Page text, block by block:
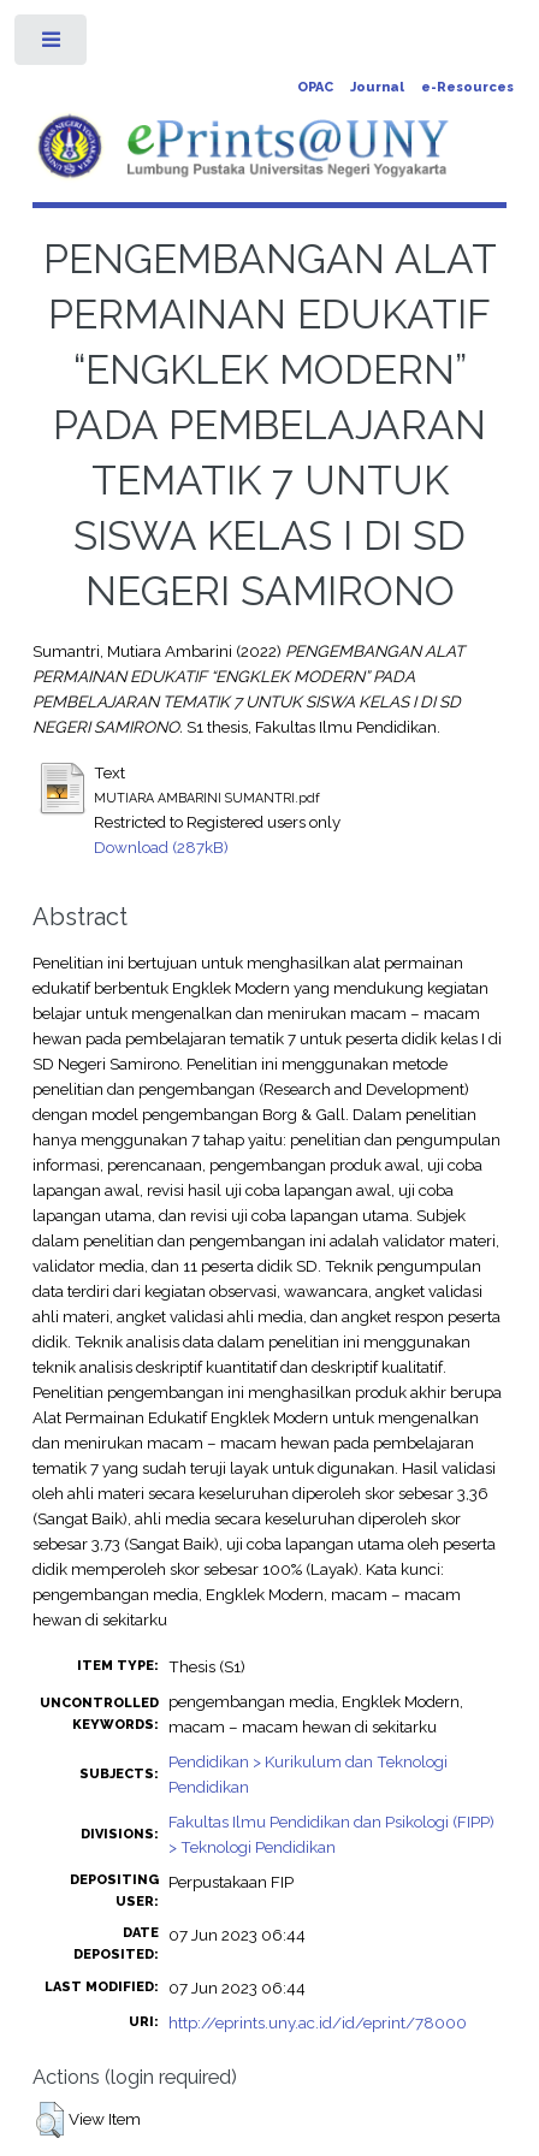
OPAC Journal e-Resources
PENGEMBANGAN ALAT
PERMAINAN EDUKATIF
“ENGKLEK MODERN”
PADA PEMBELAJARAN
TEMATIK 7 UNTUK
SISWA KELAS I DI SD
NEGERI SAMIRONO
Sumantri, Mutiara Ambarini (2022) PENGEMBANGAN ALAT
PERMAINAN EDUKATIF “ENGKLEK MODERN” PADA
PEMBELAJARAN TEMATIK 7 UNTUK SISWA KELAS I DI SD
NEGERI SAMIRONO. S1 thesis, Fakultas Ilmu Pendidikan.
Text
MUTIARA AMBARINI SUMANTRI.pdf
Restricted to Registered users only
Download (287kB)
Abstract
Penelitian ini bertujuan untuk menghasilkan alat permainan
edukatif berbentuk Engklek Modern yang mendukung kegiatan
belajar untuk mengenalkan dan menirukan macam – macam
hewan pada pembelajaran tematik 7 untuk peserta didik kelas I di
SD Negeri Samirono. Penelitian ini menggunakan metode
penelitian dan pengembangan (Research and Development)
dengan model pengembangan Borg & Gall. Dalam penelitian
hanya menggunakan 7 tahap yaitu: penelitian dan pengumpulan
informasi, perencanaan, pengembangan produk awal, uji coba
lapangan awal, revisi hasil uji coba lapangan awal, uji coba
lapangan utama, dan revisi uji coba lapangan utama. Subjek
dalam penelitian dan pengembangan ini adalah validator materi,
validator media, dan 11 peserta didik SD. Teknik pengumpulan
data terdiri dari kegiatan observasi, wawancara, angket validasi
ahli materi, angket validasi ahli media, dan angket respon peserta
didik. Teknik analisis data dalam penelitian ini menggunakan
teknik analisis deskriptif kuantitatif dan deskriptif kualitatif.
Penelitian pengembangan ini menghasilkan produk akhir berupa
Alat Permainan Edukatif Engklek Modern untuk mengenalkan
dan menirukan macam – macam hewan pada pembelajaran
tematik 7 yang sudah teruji layak untuk digunakan. Hasil validasi
oleh ahli materi secara keseluruhan diperoleh skor sebesar 3,36
(Sangat Baik), ahli media secara keseluruhan diperoleh skor
sebesar 3,73 (Sangat Baik), uji coba lapangan utama oleh peserta
didik memperoleh skor sebesar 100% (Layak). Kata kunci:
pengembangan media, Engklek Modern, macam – macam
hewan di sekitarku
ITEM TYPE: Thesis (S1)
UNCONTROLLED
KEYWORDS:
pengembangan media, Engklek Modern,
macam – macam hewan di sekitarku
SUBJECTS:
Pendidikan > Kurikulum dan Teknologi
Pendidikan
DIVISIONS:
Fakultas Ilmu Pendidikan dan Psikologi (FIPP)
> Teknologi Pendidikan
DEPOSITING
USER:
Perpustakaan FIP
DATE
DEPOSITED:
07 Jun 2023 06:44
LAST MODIFIED: 07 Jun 2023 06:44
URI: http://eprints.uny.ac.id/id/eprint/78000
Actions (login required)
View Item